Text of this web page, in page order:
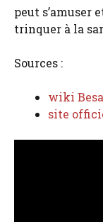
peut s’amuser
trinquer à la
Sources :
wiki
site